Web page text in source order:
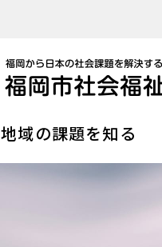
地域の課題を知る